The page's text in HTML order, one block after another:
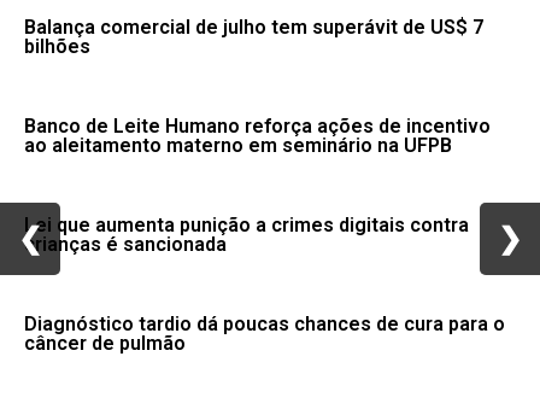
Balança comercial de julho tem superávit de US$ 7
bilhões
Banco de Leite Humano reforça ações de incentivo
ao aleitamento materno em seminário na UFPB
Lei que aumenta punição a crimes digitais contra
crianças é sancionada
Diagnóstico tardio dá poucas chances de cura para o
câncer de pulmão
❮ ❯
❮ ❯